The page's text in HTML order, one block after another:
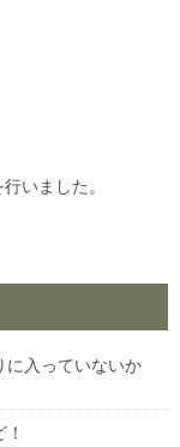
いました。
に入っていないか